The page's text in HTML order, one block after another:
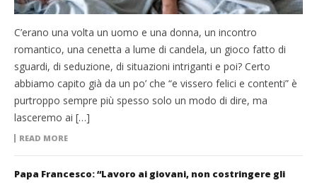
C’erano una volta un uomo e una donna, un incontro
romantico, una cenetta a lume di candela, un gioco fatto di
sguardi, di seduzione, di situazioni intriganti e poi? Certo
abbiamo capito già da un po’ che “e vissero felici e contenti” è
purtroppo sempre più spesso solo un modo di dire, ma
lasceremo ai […]
READ MORE
Papa Francesco: “Lavoro ai giovani, non costringere gli